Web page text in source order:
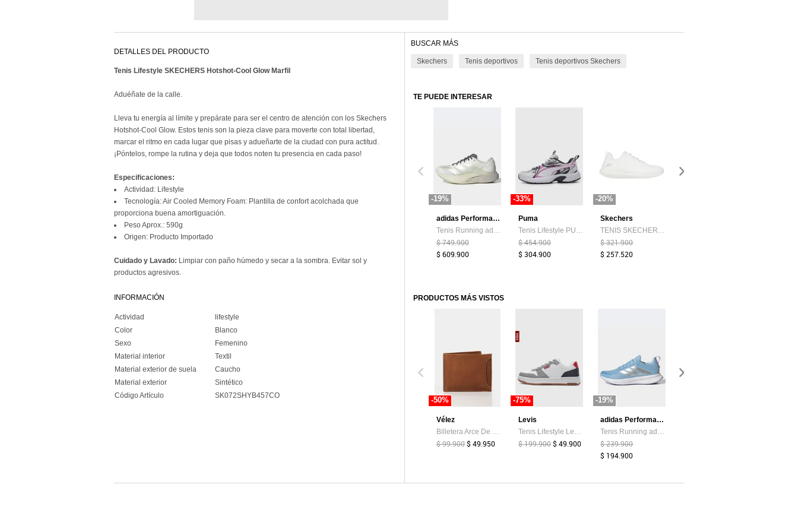
DETALLES DEL PRODUCTO
Tenis Lifestyle SKECHERS Hotshot-Cool Glow Marfil
Aduéñate de la calle.
Lleva tu energía al límite y prepárate para ser el centro de atención con los Skechers
Hotshot-Cool Glow. Estos tenis son la pieza clave para moverte con total libertad,
marcar el ritmo en cada lugar que pisas y adueñarte de la ciudad con pura actitud.
¡Póntelos, rompe la rutina y deja que todos noten tu presencia en cada paso!
Especificaciones:
Actividad: Lifestyle
Tecnología: Air Cooled Memory Foam: Plantilla de confort acolchada que
proporciona buena amortiguación.
Peso Aprox.: 590g
Origen: Producto Importado
Cuidado y Lavado: Limpiar con paño húmedo y secar a la sombra. Evitar sol y
productos agresivos.
INFORMACIÓN
Actividad
lifestyle
Color
Blanco
Sexo
Femenino
Material interior
Textil
Material exterior de suela
Caucho
Material exterior
Sintético
Código Artículo
SK072SHYB457CO
BUSCAR MÁS
Skechers Tenis deportivos Tenis deportivos Skechers
TE PUEDE INTERESAR
-19%
adidas Performance
$ 749.900
$ 609.900
-33%
Puma
$ 454.900
$ 304.900
-20%
Skechers
$ 321.900
$ 257.520
PRODUCTOS MÁS VISTOS
-50%
Vélez
$ 99.900 $ 49.950
-75%
Levis
$ 199.900$ 49.900
-19%
adidas Performance
$ 239.900
$ 194.900